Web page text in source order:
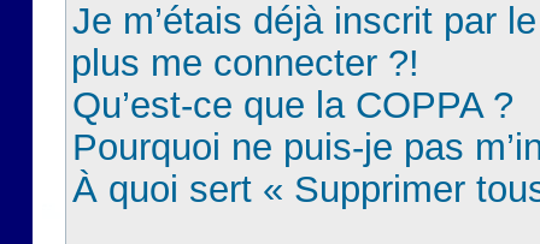
Je m’étais déjà inscrit par
plus me connecter ?!
Qu’est-ce que la COPPA ?
Pourquoi ne puis-je pas
À quoi sert « Supprimer